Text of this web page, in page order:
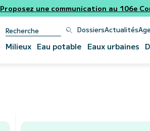
Proposez une communication au 106e
DossiersActualités
Milieux Eau potable Eaux urbaines